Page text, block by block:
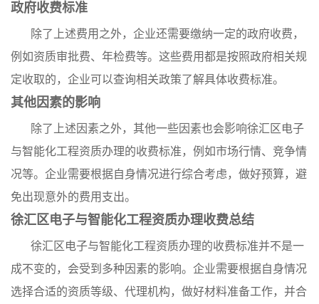
政府收费标准
除了上述费用之外，企业还需要缴纳一定的政府收费，
例如资质审批费、年检费等。这些费用都是按照政府相关规
定收取的，企业可以查询相关政策了解具体收费标准。
其他因素的影响
除了上述因素之外，其他一些因素也会影响徐汇区电子
与智能化工程资质办理的收费标准，例如市场行情、竞争情
况等。企业需要根据自身情况进行综合考虑，做好预算，避
免出现意外的费用支出。
徐汇区电子与智能化工程资质办理收费总结
徐汇区电子与智能化工程资质办理的收费标准并不是一
成不变的，会受到多种因素的影响。企业需要根据自身情况
选择合适的资质等级、代理机构，做好材料准备工作，并合